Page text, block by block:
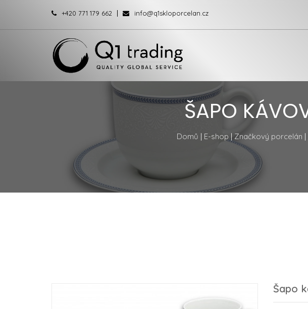
+420 771 179 662 info@q1skloporcelan.cz
ŠAPO
Domů | E-shop | Značkový porcelán |
Šapo